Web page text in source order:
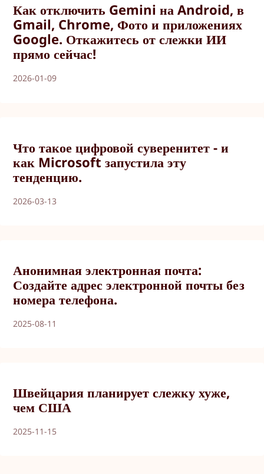
Как отключить Gemini на Android, в
Gmail, Chrome, Фото и приложениях
Google. Откажитесь от слежки ИИ
прямо сейчас!
2026-01-09
Что такое цифровой суверенитет - и
как Microsoft запустила эту
тенденцию.
2026-03-13
Анонимная электронная почта:
Создайте адрес электронной почты без
номера телефона.
2025-08-11
Швейцария планирует слежку хуже,
чем США
2025-11-15